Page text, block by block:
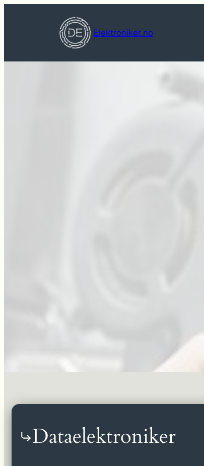
Elektroniker.no
Dataelektroniker